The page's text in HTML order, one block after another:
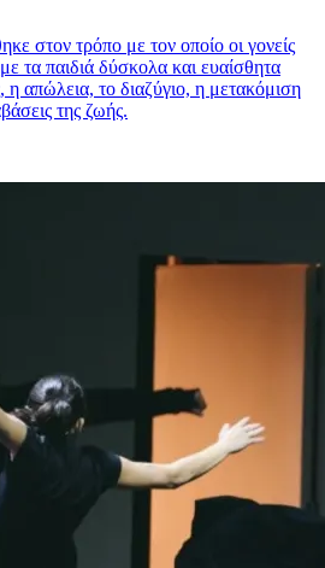
στον τρόπο με τον οποίο οι γονείς
τα παιδιά δύσκολα και ευαίσθητα
απώλεια, το διαζύγιο, η μετακόμιση
της ζωής.